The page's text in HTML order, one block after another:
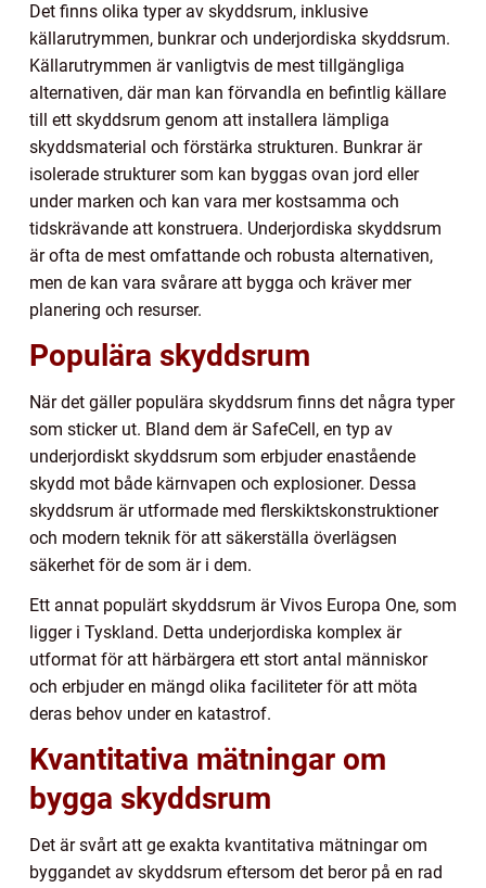
Det finns olika typer av skyddsrum, inklusive
källarutrymmen, bunkrar och underjordiska skyddsrum.
Källarutrymmen är vanligtvis de mest tillgängliga
alternativen, där man kan förvandla en befintlig källare
till ett skyddsrum genom att installera lämpliga
skyddsmaterial och förstärka strukturen. Bunkrar är
isolerade strukturer som kan byggas ovan jord eller
under marken och kan vara mer kostsamma och
tidskrävande att konstruera. Underjordiska skyddsrum
är ofta de mest omfattande och robusta alternativen,
men de kan vara svårare att bygga och kräver mer
planering och resurser.
Populära skyddsrum
När det gäller populära skyddsrum finns det några typer
som sticker ut. Bland dem är SafeCell, en typ av
underjordiskt skyddsrum som erbjuder enastående
skydd mot både kärnvapen och explosioner. Dessa
skyddsrum är utformade med flerskiktskonstruktioner
och modern teknik för att säkerställa överlägsen
säkerhet för de som är i dem.
Ett annat populärt skyddsrum är Vivos Europa One, som
ligger i Tyskland. Detta underjordiska komplex är
utformat för att härbärgera ett stort antal människor
och erbjuder en mängd olika faciliteter för att möta
deras behov under en katastrof.
Kvantitativa mätningar om
bygga skyddsrum
Det är svårt att ge exakta kvantitativa mätningar om
byggandet av skyddsrum eftersom det beror på en rad